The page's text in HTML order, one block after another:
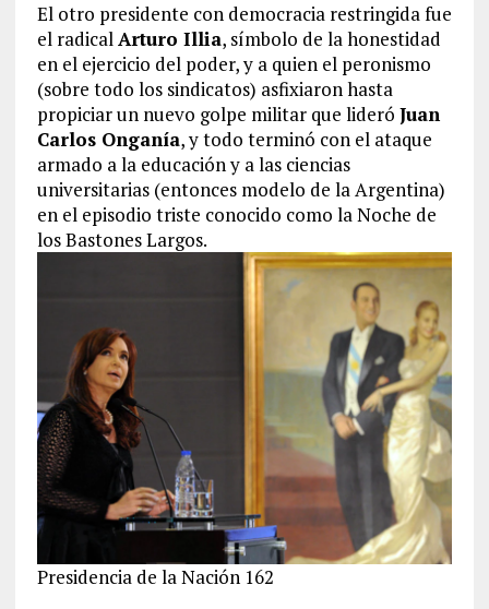
El otro presidente con democracia restringida fue
el radicalArturo Illia, símbolo de la honestidad
en el ejercicio del poder, y a quien el peronismo
(sobre todo los sindicatos) asfixiaron hasta
propiciar un nuevo golpe militar que lideró Juan
Carlos Onganía, y todo terminó con el ataque
armado a la educación y a las ciencias
universitarias (entonces modelo de la Argentina)
en el episodio triste conocido como la Noche de
los Bastones Largos.
Presidencia de la Nación 162